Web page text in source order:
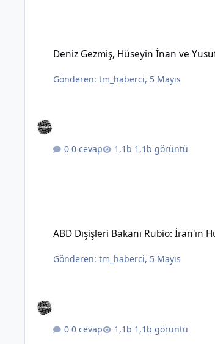
Deniz Gezmiş, Hüseyin İnan ve
Gönderen:tm_haberci, 5 Mayıs
0 cevap 1,1b görüntü
ABD Dışişleri Bakanı Rubio: İran'ın
Gönderen:tm_haberci, 5 Mayıs
0 cevap 1,1b görüntü